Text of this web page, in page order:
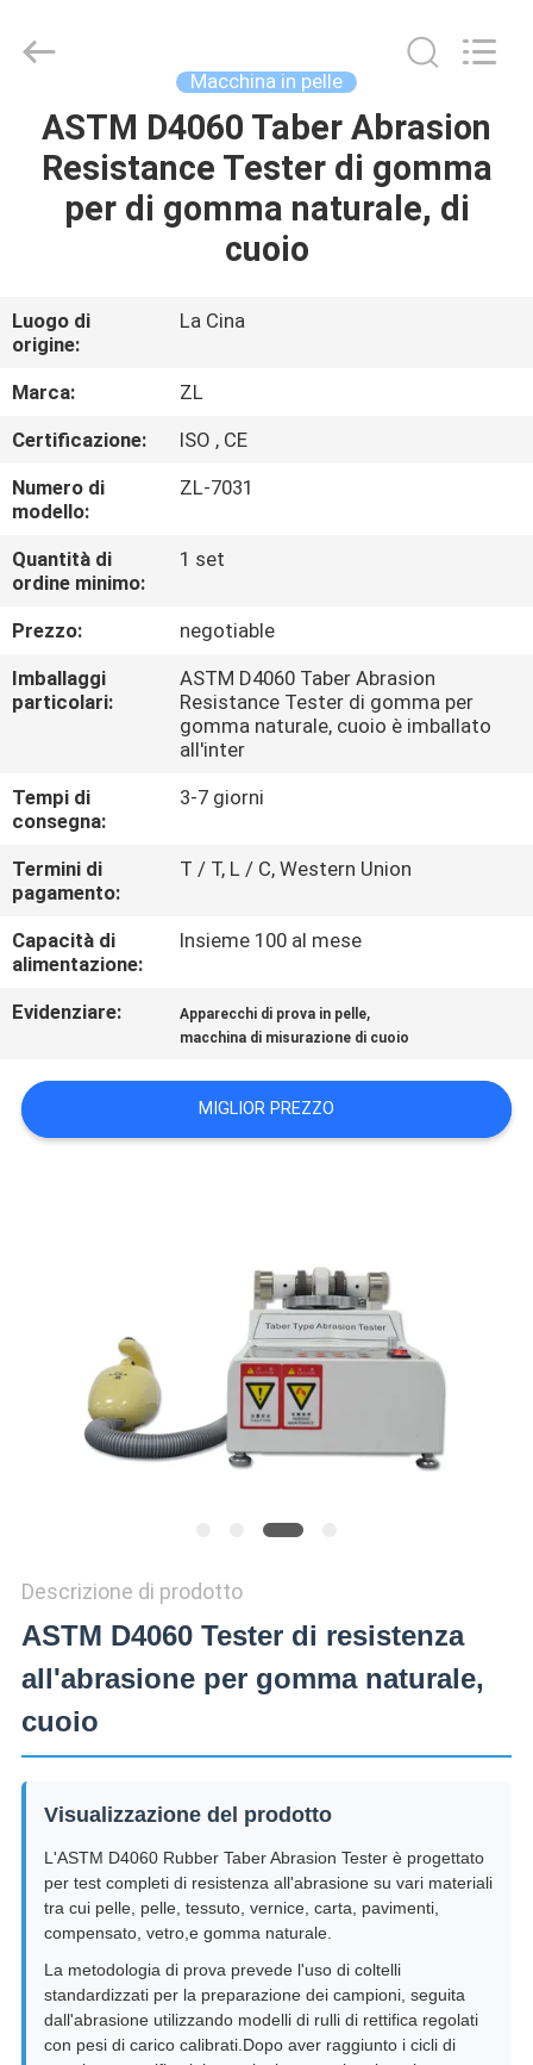
CASA
PRODOTTI
CIRCA
NOI
GIRO
DELLA
FABBRICA
CONTROLLO
DI
QUALITÀ
CONTATTICI
NOTIZIE
RICHIEDA
UNA
CITAZIONE
VR
SHOW
Instrument
Technology
Reserved.
Macchina in pelle
ASTM D4060 Taber Abrasion
Resistance Tester di gomma
per di gomma naturale, di
cuoio
Luogo di
origine:
La Cina
Marca:
ZL
Certificazione:
ISO , CE
Numero di
modello:
ZL-7031
Quantità di
ordine minimo:
1 set
Prezzo:
negotiable
Imballaggi
particolari:
ASTM D4060 Taber Abrasion
Resistance Tester di gomma per
gomma naturale, cuoio è imballato
all'inter
Tempi di
consegna:
3-7 giorni
Termini di
pagamento:
T / T, L / C, Western Union
Capacità di
alimentazione:
Insieme 100 al mese
Evidenziare: Apparecchi di prova in pelle,
macchina di misurazione di cuoio
MIGLIOR PREZZO
Descrizione di prodotto
ASTM D4060 Tester di resistenza
all'abrasione per gomma naturale,
cuoio
Visualizzazione del prodotto
L'ASTM D4060 Rubber Taber Abrasion Tester è progettato
per test completi di resistenza all'abrasione su vari materiali
tra cui pelle, pelle, tessuto, vernice, carta, pavimenti,
compensato, vetro,e gomma naturale.
La metodologia di prova prevede l'uso di coltelli
standardizzati per la preparazione dei campioni, seguita
dall'abrasione utilizzando modelli di rulli di rettifica regolati
con pesi di carico calibrati.Dopo aver raggiunto i cicli di